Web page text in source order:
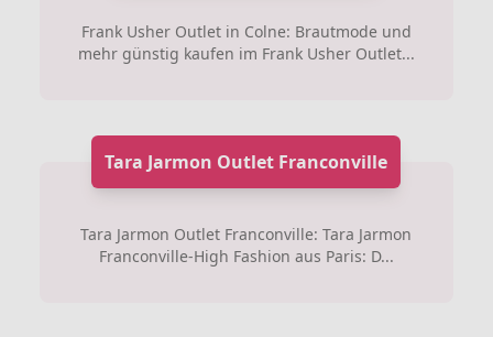
Frank Usher Outlet in Colne: Brautmode und
mehr günstig kaufen im Frank Usher Outlet...
Tara Jarmon Outlet Franconville
Tara Jarmon Outlet Franconville: Tara Jarmon
Franconville-High Fashion aus Paris: D...